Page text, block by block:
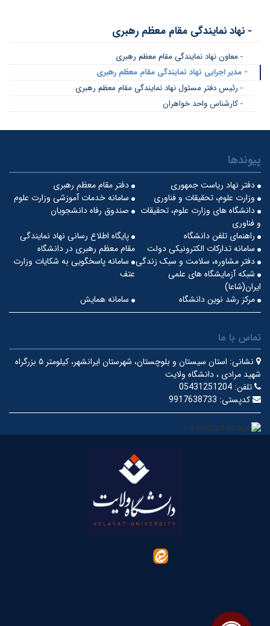
- نهاد نمایندگی مقام معظم رهبری
- معاون نهاد نمایندگی مقام معظم رهبری
- مدیر اجرایی نهاد نمایندگی مقام معظم رهبری
- رئیس دفتر مسئول نهاد نمایندگی مقام معظم رهبری
- کارشناس واحد خواهران
پیوندها
دفتر مقام معظم رهبری
دفتر نهاد ریاست جمهوری
سامانه خدمات آموزشی وزارت علوم
وزارت علوم، تحقیقات و فناوری
صندوق رفاه دانشجویان
دانشگاه های وزارت علوم، تحقیقات
و فناوری
پایگاه اطلاع رسانی نهاد نمایندگی
مقام معظم رهبری در دانشگاه
راهنمای تلفن دانشگاه
سامانه تدارکات الکترونیکی دولت
سامانه پاسخگویی به شکایات وزارت
عتف
دفتر مشاوره، سلامت و سبک زندگی
شبکه آزمایشگاه های علمی
ایران(شاعا)
سامانه همایش
مرکز رشد نوین دانشگاه
تماس با ما
نشانی:
استان سیستان و بلوچستان، شهرستان ایرانشهر، کیلومتر ۵ بزرگراه
شهید مرادی ، دانشگاه ولایت
تلفن: 05431251204
کدپستی: 9917638733